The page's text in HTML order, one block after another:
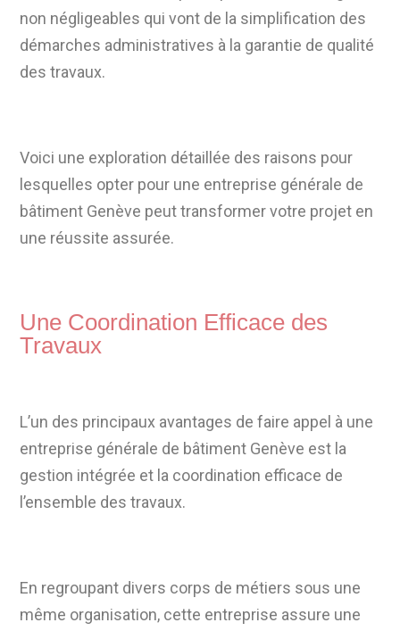
non négligeables qui vont de la simplification des
démarches administratives à la garantie de qualité
des travaux.
Voici une exploration détaillée des raisons pour
lesquelles opter pour une entreprise générale de
bâtiment Genève peut transformer votre projet en
une réussite assurée.
Une Coordination Efficace des
Travaux
L’un des principaux avantages de faire appel à une
entreprise générale de bâtiment Genève est la
gestion intégrée et la coordination efficace de
l’ensemble des travaux.
En regroupant divers corps de métiers sous une
même organisation, cette entreprise assure une